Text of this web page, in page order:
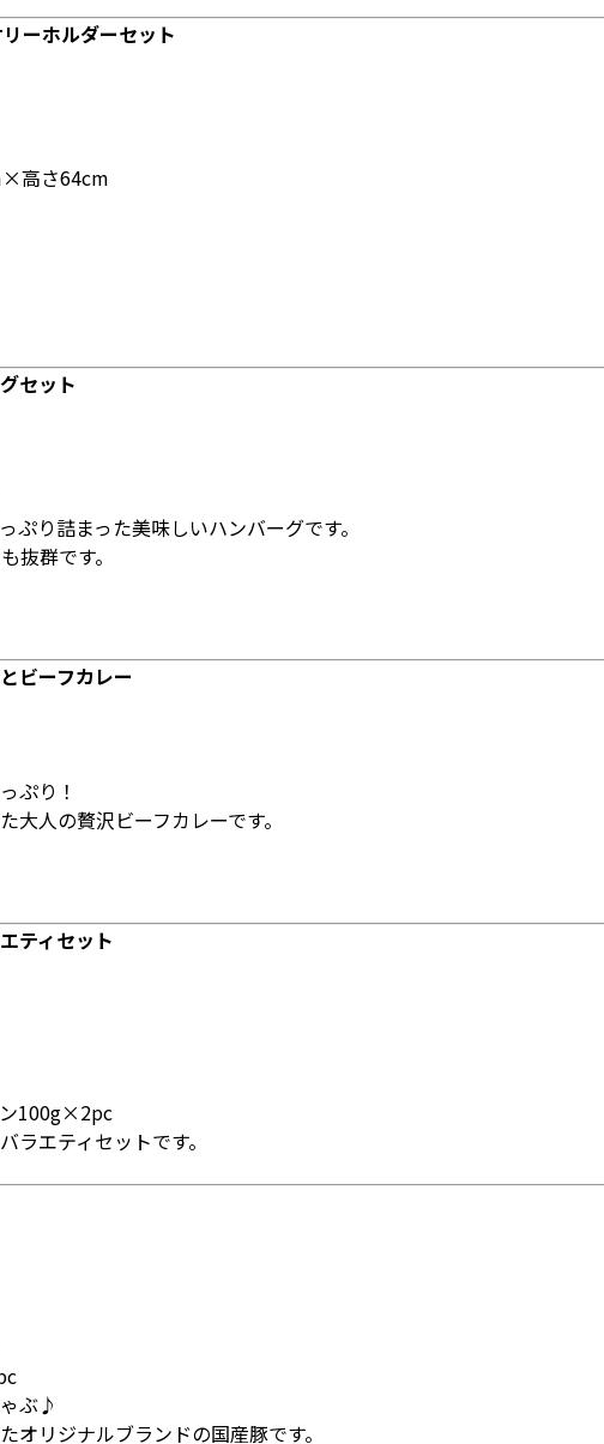
リーホルダーセット
高さ64cm
セット
り詰まった美味しいハンバーグです。
抜群です。
ビーフカレー
ぷり！
人の贅沢ビーフカレーです。
ティセット
ン100g×2pc
ラエティセットです。
ぶ♪
オリジナルブランドの国産豚です。